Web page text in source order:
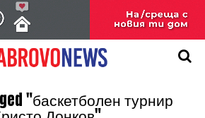
"баскетболен турнир